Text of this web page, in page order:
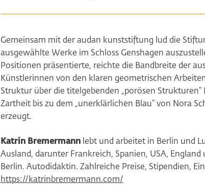
Gemeinsam mit der audan kunststiftung lud die
ausgewählte Werke im Schloss Genshagen
Positionen präsentierte, reichte die Bandbreite der
Künstlerinnen von den klaren geometrischen
Struktur über die titelgebenden „porösen
Zartheit bis zu dem „unerklärlichen Blau“ von Nora
erzeugt.
Katrin Bremermann lebt und arbeitet in Berlin und
Ausland, darunter Frankreich, Spanien, USA,
Berlin. Autodidaktin. Zahlreiche Preise, Stipendien,
https://katrinbremermann.com/